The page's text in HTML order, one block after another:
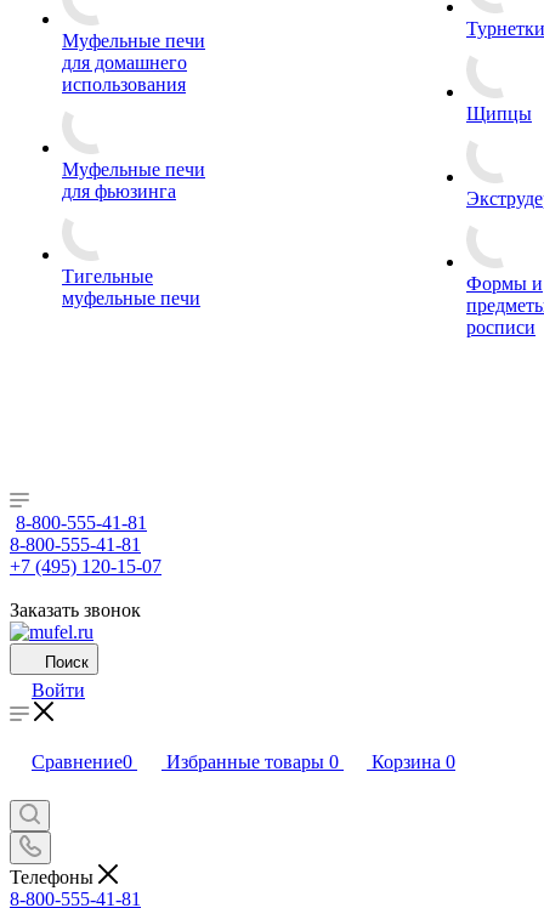
Муфельные печи
для домашнего
использования
Муфельные печи
для фьюзинга
Тигельные
муфельные печи
Турнетки
Щипцы
Формы и
росписи
8-800-555-41-81
8-800-555-41-81
+7 (495) 120-15-07
Заказать звонок
Поиск
Войти
Сравнение0 Избранные товары 0 Корзина 0
Телефоны
8-800-555-41-81